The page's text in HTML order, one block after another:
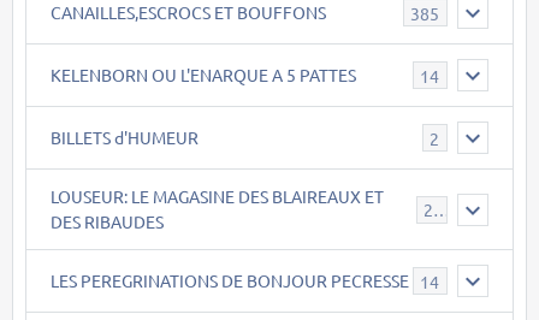
CANAILLES,ESCROCS ET BOUFFONS 385
KELENBORN OU L'ENARQUE A 5 PATTES 14
BILLETS d'HUMEUR 2
LOUSEUR: LE MAGASINE DES BLAIREAUX ET
DES RIBAUDES
21
LES PEREGRINATIONS DE BONJOUR PECRESSE 14